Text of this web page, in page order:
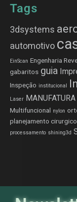
Tags
3dsystems
automotivo
EinScan Engenharia
gabaritos guia
Inspeção institucional
Laser MANUFATURA
Multifuncional nylon
planejamento cirurgico
processamento shining3d